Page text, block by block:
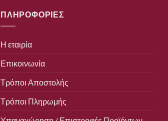
ΠΛΗΡΟΦΟΡΙΕΣ
Η εταιρία
Επικοινωνία
Τρόποι Αποστολής
Τρόποι Πληρωμής